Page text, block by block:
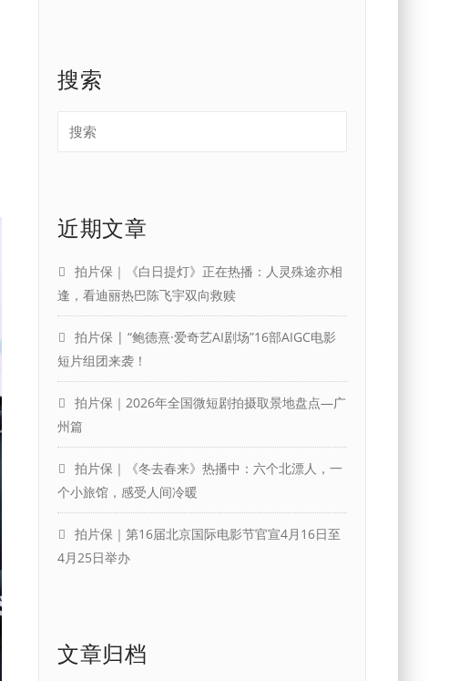
搜索
近期文章
拍片保｜《白日提灯》正在热播：人灵殊途亦相
逢，看迪丽热巴陈飞宇双向救赎
拍片保 | “鲍德熹·爱奇艺AI剧场”16部AIGC电影
短片组团来袭！
拍片保｜2026年全国微短剧拍摄取景地盘点—广
州篇
拍片保｜《冬去春来》热播中：六个北漂人，一
个小旅馆，感受人间冷暖
拍片保｜第16届北京国际电影节官宣4月16日至
4月25日举办
文章归档